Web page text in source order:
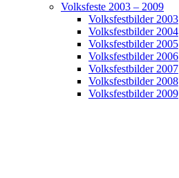
Volksfeste 2003 – 2009
Volksfestbilder 2003
Volksfestbilder 2004
Volksfestbilder 2005
Volksfestbilder 2006
Volksfestbilder 2007
Volksfestbilder 2008
Volksfestbilder 2009